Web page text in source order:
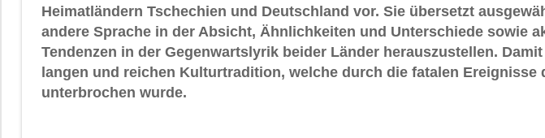
Heimatländern Tschechien und Deutschland vor. Sie übersetzt
andere Sprache in der Absicht, Ähnlichkeiten und Unterschiede sowie
Tendenzen in der Gegenwartslyrik beider Länder herauszustellen.
langen und reichen Kulturtradition, welche durch die fatalen Ereignisse
unterbrochen wurde.